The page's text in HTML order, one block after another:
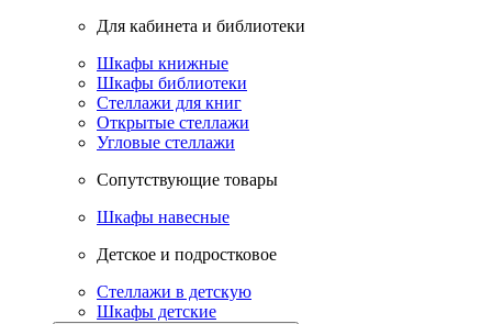
Для кабинета и библиотеки
Шкафы книжные
Шкафы библиотеки
Стеллажи для книг
Открытые стеллажи
Угловые стеллажи
Сопутствующие товары
Шкафы навесные
Детское и подростковое
Стеллажи в детскую
Шкафы детские